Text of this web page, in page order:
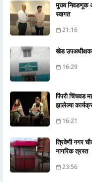
मुख्य निवडणूक
स्वागत
21:16
खेड उपअधीक्षक
16:29
पिंपरी चिंचवड
झालेल्या
16:21
त्रिवेणी नगर
नागरिक त्रस्त
23:56